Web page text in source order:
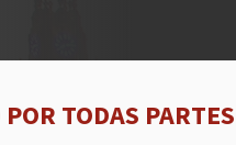
por
old
TODAS PARTES